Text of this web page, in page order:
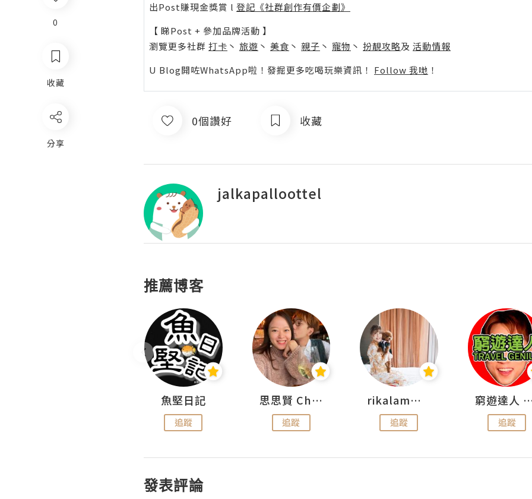
0
收藏
分享
出Post賺現金獎賞 l 登記《社群創作有價企劃》
【 睇Post + 參加品牌活動 】
瀏覽更多社群 打卡 丶 旅遊 丶 美食 丶 親子 丶 寵物 丶 扮靚攻略及 活動情報
U Blog開咗WhatsApp啦！發掘更多吃喝玩樂資訊！ Follow 我哋 ！
0個讚好 收藏
jalkapalloottel
推薦博客
魚堅日記
追蹤
思思賢 ChillMyBabe
追蹤
rikalammm
追蹤
窮遊達人
追蹤
發表評論